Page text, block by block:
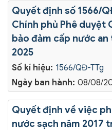
Số kí hiệu: 1566/QĐ-TTg
Ngày ban hành: 08/08/
Quyết định số 1566/
Chính phủ Phê duyệt
bảo đảm cấp nước
2025
Quyết định về việc
nước sạch năm 2017